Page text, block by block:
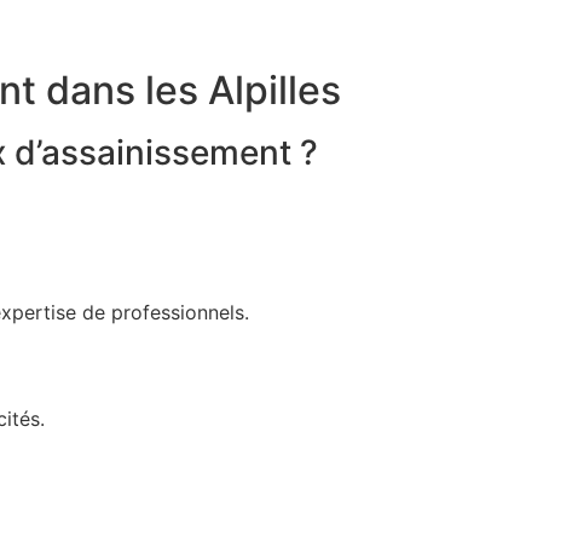
dans les Alpilles
?
de professionnels.